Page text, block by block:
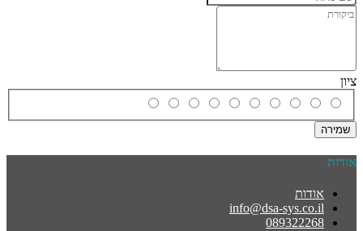
ציון
שמירה
אודות
אודות
info@dsa-sys.co.il
089322268